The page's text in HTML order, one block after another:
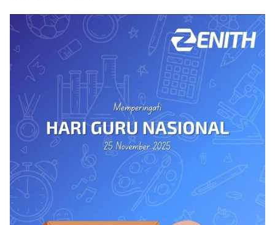
dan Lebaran